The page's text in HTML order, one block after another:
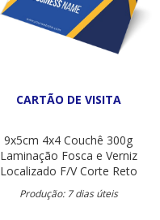
CARTÃO DE VISITA
9x5cm 4x4 Couchê 300g
Laminação Fosca e Verniz
Localizado F/V Corte Reto
Produção: 7 dias úteis